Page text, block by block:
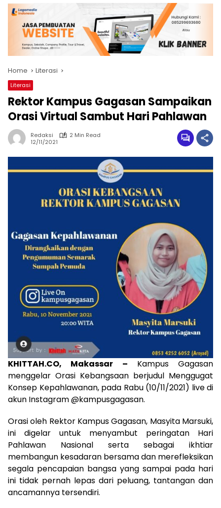
Home Literasi
Literasi
Rektor Kampus Gagasan Sampaikan
Orasi Virtual Sambut Hari Pahlawan
Redaksi
2 Min Read
12/11/2021
KHITTAH.CO, Makassar – Kampus Gagasan
menggelar Orasi Kebangsaan berjudul Menggugat
Konsep Kepahlawanan, pada Rabu (10/11/2021) live di
akun Instagram @kampusgagasan.
Orasi oleh Rektor Kampus Gagasan, Masyita Marsuki,
ini digelar untuk menyambut peringatan Hari
Pahlawan Nasional serta sebagai ikhtiar
membangun kesadaran bersama dan merefleksikan
segala pencapaian bangsa yang sampai pada hari
ini tidak pernah lepas dari peluang, tantangan dan
ancamannya tersendiri.